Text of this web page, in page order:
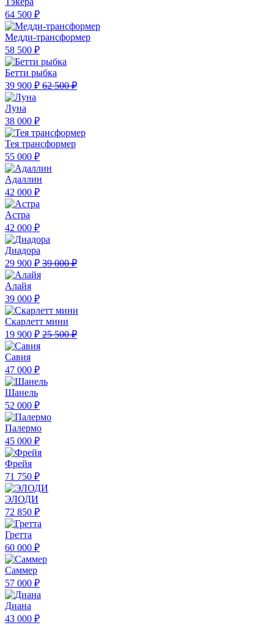
64 500 ₽
Медди-трансформер
58 500 ₽
Бетти рыбка
39 900 ₽ 62 500 ₽
Луна
38 000 ₽
Тея трансформер
55 000 ₽
Адаллин
42 000 ₽
Астра
42 000 ₽
Диадора
29 900 ₽ 39 000 ₽
Алайя
39 000 ₽
Скарлетт мини
19 900 ₽ 25 500 ₽
Савия
47 000 ₽
Шанель
52 000 ₽
Палермо
45 000 ₽
Фрейя
71 750 ₽
ЭЛОДИ
72 850 ₽
Гретта
60 000 ₽
Саммер
57 000 ₽
Диана
43 000 ₽